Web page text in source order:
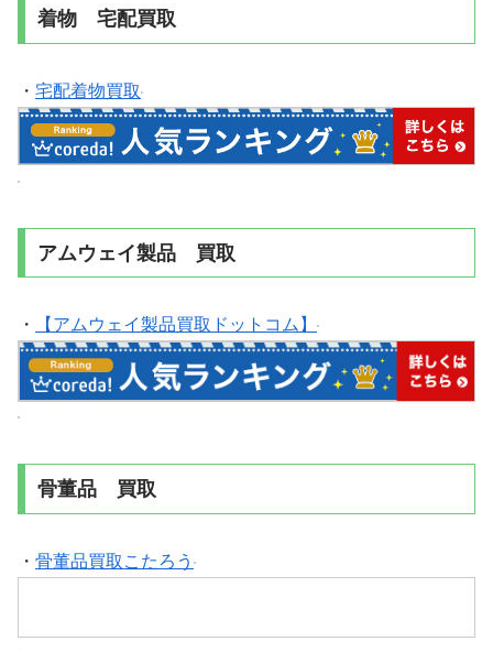
着物 宅配買取
・ 宅配着物買取
アムウェイ製品 買取
・ 【アムウェイ製品買取ドットコム】
骨董品 買取
・ 骨董品買取こたろう